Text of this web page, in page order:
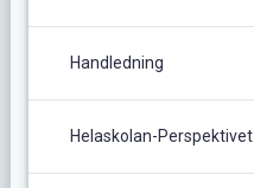
Handledning
Helaskolan-Perspektivet